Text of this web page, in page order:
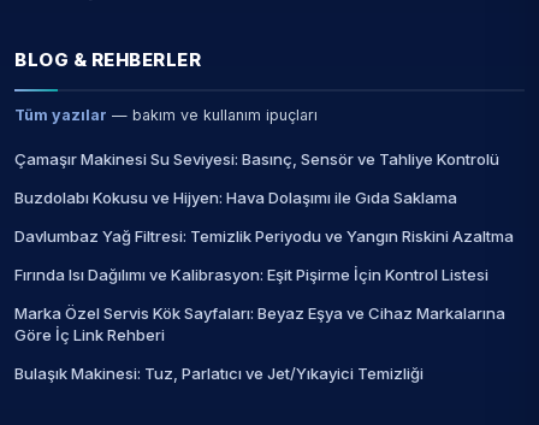
BLOG & REHBERLER
Tüm yazılar — bakım ve kullanım ipuçları
Çamaşır Makinesi Su Seviyesi: Basınç, Sensör ve Tahliye Kontrolü
Buzdolabı Kokusu ve Hijyen: Hava Dolaşımı ile Gıda Saklama
Davlumbaz Yağ Filtresi: Temizlik Periyodu ve Yangın Riskini Azaltma
Fırında Isı Dağılımı ve Kalibrasyon: Eşit Pişirme İçin Kontrol Listesi
Marka Özel Servis Kök Sayfaları: Beyaz Eşya ve Cihaz Markalarına
Göre İç Link Rehberi
Bulaşık Makinesi: Tuz, Parlatıcı ve Jet/Yıkayici Temizliği